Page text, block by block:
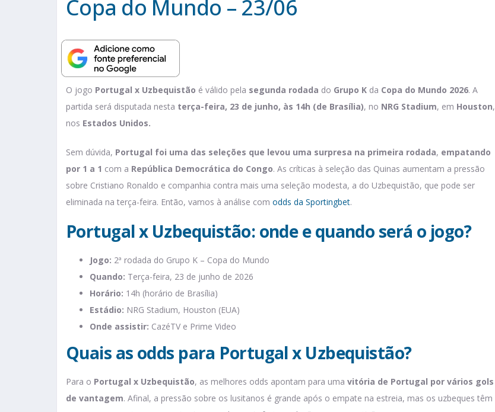
Copa do Mundo – 23/06
O jogo Portugal x Uzbequistão é válido pela segunda rodada do Grupo K da Copa do Mundo 2026. A
partida será disputada nesta terça-feira, 23 de junho, às 14h (de Brasília), no NRG Stadium, em Houston,
nos Estados Unidos.
Sem dúvida, Portugal foi uma das seleções que levou uma surpresa na primeira rodada, empatando
por 1 a 1 com a República Democrática do Congo. As críticas à seleção das Quinas aumentam a pressão
sobre Cristiano Ronaldo e companhia contra mais uma seleção modesta, a do Uzbequistão, que pode ser
eliminada na terça-feira. Então, vamos à análise com odds da Sportingbet.
Portugal x Uzbequistão: onde e quando será o jogo?
Jogo: 2ª rodada do Grupo K – Copa do Mundo
Quando: Terça-feira, 23 de junho de 2026
Horário: 14h (horário de Brasília)
Estádio: NRG Stadium, Houston (EUA)
Onde assistir: CazéTV e Prime Video
Quais as odds para Portugal x Uzbequistão?
Para o Portugal x Uzbequistão, as melhores odds apontam para uma vitória de Portugal por vários gols
de vantagem. Afinal, a pressão sobre os lusitanos é grande após o empate na estreia, mas os uzbeques têm